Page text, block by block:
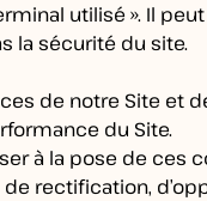
utilisé ». Il
la sécurité du site.
de notre Site et
du Site.
à la pose de ces
rectification,